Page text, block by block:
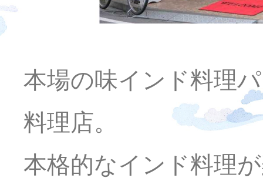
本場の味インド料理
料理店。
本格的なインド料理